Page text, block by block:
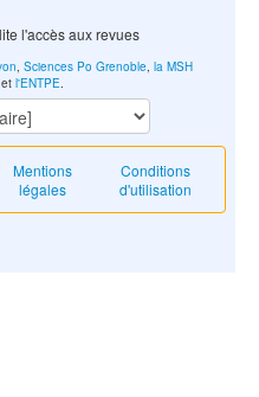
l'accès aux revues
Mentions
légales
Conditions
d'utilisation
, Sciences Po Grenoble, la MSH
et l'ENTPE.